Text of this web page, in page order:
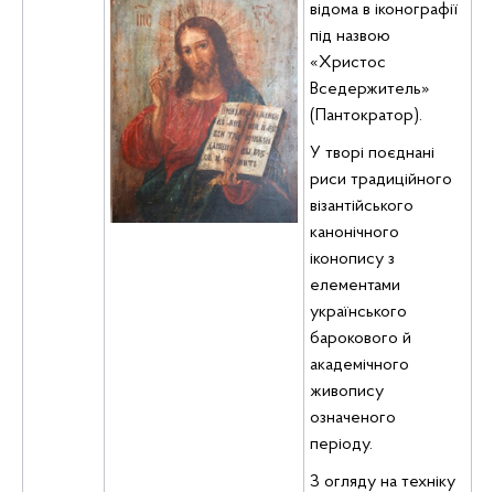
відома в іконографії
під назвою
«Христос
Вседержитель»
(Пантократор).
У творі поєднані
риси традиційного
візантійського
канонічного
іконопису з
елементами
українського
барокового й
академічного
живопису
означеного
періоду.
З огляду на техніку